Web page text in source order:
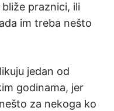
praznici, ili
im treba nešto
jedan od
godinama, jer
za nekoga ko